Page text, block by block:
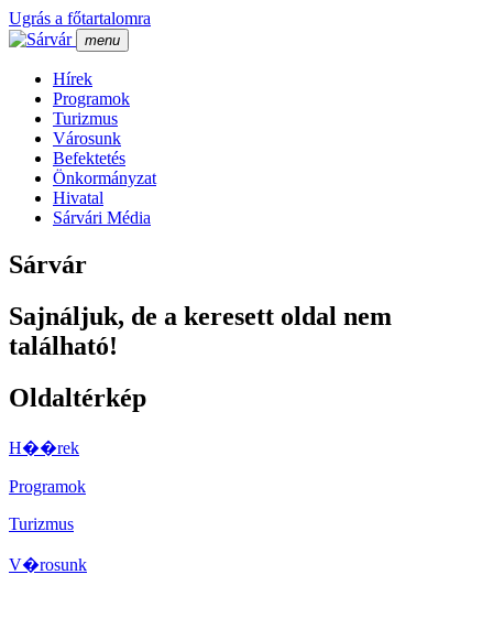
Ugrás a főtartalomra
menu
Hí­rek
Programok
Turizmus
Városunk
Befektetés
Önkormányzat
Hivatal
Sárvári Média
Sárvár
Sajnáljuk, de a keresett oldal nem
található!
Oldaltérkép
H��rek
Programok
Turizmus
V�rosunk